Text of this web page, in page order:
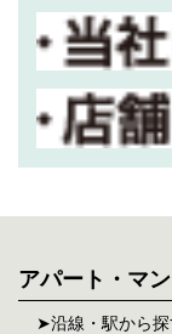
アパート・マ
沿線・駅から探